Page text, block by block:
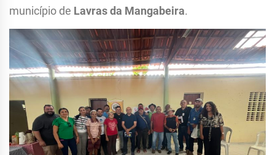
município de Lavras da Mangabeira.